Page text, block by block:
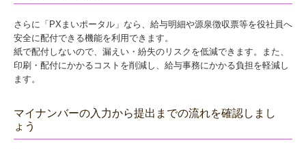
さらに「PXまいポータル」なら、給与明細や源泉徴収票等を役社員へ
安全に配付できる機能を利用できます。
紙で配付しないので、漏えい・紛失のリスクを低減できます。また、
印刷・配付にかかるコストを削減し、給与事務にかかる負担を軽減し
ます。
マイナンバーの入力から提出までの流れを確認しまし
ょう